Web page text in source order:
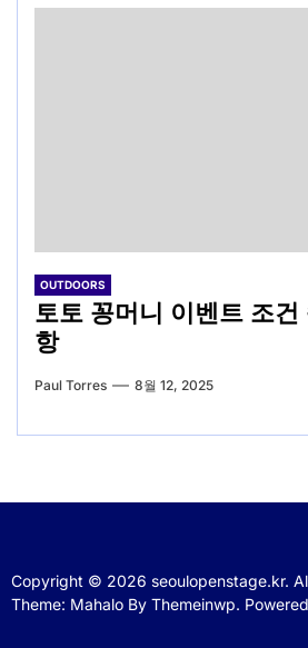
OUTDOORS
토토 꽁머니 이벤트 조건
항
Paul Torres 8월 12, 2025
Copyright © 2026 seoulopenstage.kr.
Theme: Mahalo By Themeinwp.